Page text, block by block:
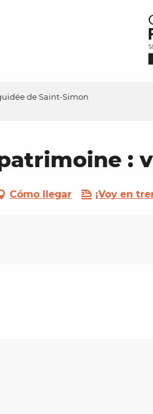
de Saint-Simon
:
Cómo llegar ¡Voy en